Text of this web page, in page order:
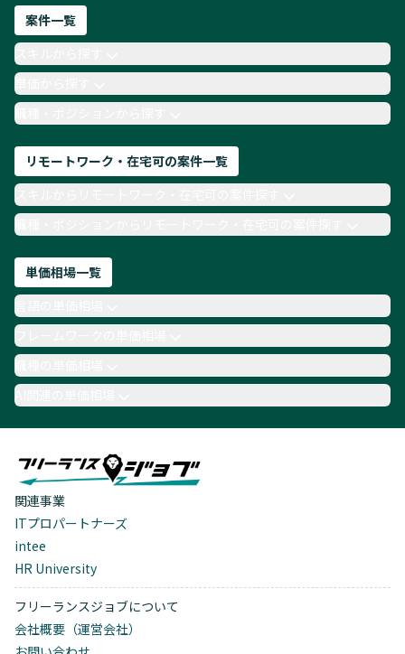
ネットワークエンジニア
AIエンジニア
Webデザイナー
月収100万円 業務委託
COBOL
Ruby
TypeScript
Laravel AWS
案件一覧
単価から探す
職種・ポジションから探す
リモートワーク・在宅可の案件一覧
職種・ポジションからリモートワーク・在宅可の案件探す
単価相場一覧
職種の単価相場
AI関連の単価相場
関連事業
ITプロパートナーズ
intee
HR University
フリーランスジョブについて
会社概要（運営会社）